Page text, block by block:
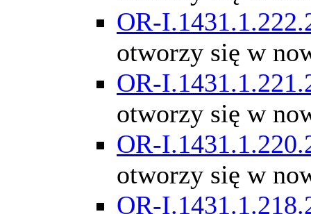
OR-
otworzy się w
OR-
otworzy się w
OR-
otworzy się w
OR-